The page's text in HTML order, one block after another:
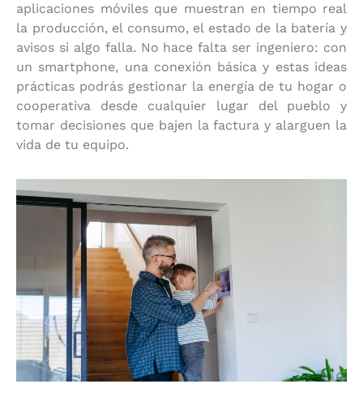
aplicaciones móviles que muestran en tiempo real
la producción, el consumo, el estado de la batería y
avisos si algo falla. No hace falta ser ingeniero: con
un smartphone, una conexión básica y estas ideas
prácticas podrás gestionar la energía de tu hogar o
cooperativa desde cualquier lugar del pueblo y
tomar decisiones que bajen la factura y alarguen la
vida de tu equipo.